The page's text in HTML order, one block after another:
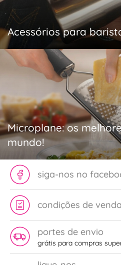
Acessórios para
Microplane: os
mundo!
siga-nos no
condições de venda
portes de envio
grátis para compras